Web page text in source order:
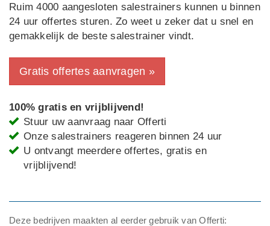
Ruim 4000 aangesloten salestrainers kunnen u binnen
24 uur offertes sturen. Zo weet u zeker dat u snel en
gemakkelijk de beste salestrainer vindt.
Gratis offertes aanvragen »
100% gratis en vrijblijvend!
Stuur uw aanvraag naar Offerti
Onze salestrainers reageren binnen 24 uur
U ontvangt meerdere offertes, gratis en
vrijblijvend!
Deze bedrijven maakten al eerder gebruik van Offerti: